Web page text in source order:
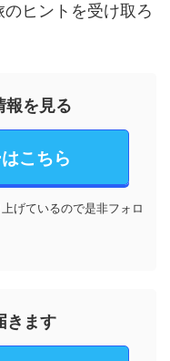
ヒントを受け取ろ
を見る
こちら
げているので是非フォロ
きます